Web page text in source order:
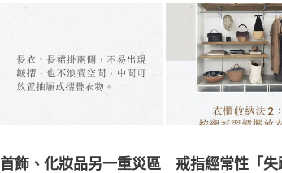
首飾、化妝品另一重災區　戒指經常性「失